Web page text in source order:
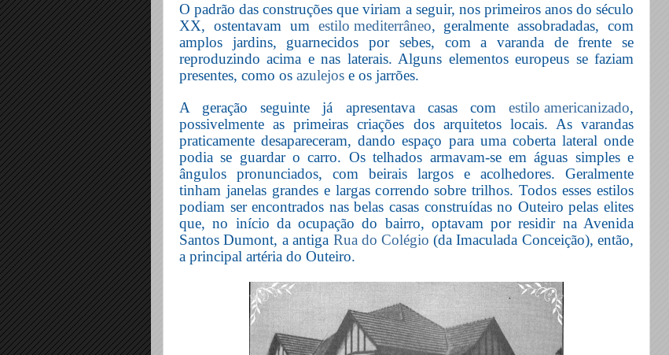
O padrão das construções que viriam a seguir, nos primeiros anos do século
XX, ostentavam um estilo mediterrâneo, geralmente assobradadas, com
amplos jardins, guarnecidos por sebes, com a varanda de frente se
reproduzindo acima e nas laterais. Alguns elementos europeus se faziam
presentes, como os azulejos e os jarrões.
A geração seguinte já apresentava casas com estilo americanizado,
possivelmente as primeiras criações dos arquitetos locais. As varandas
praticamente desapareceram, dando espaço para uma coberta lateral onde
podia se guardar o carro. Os telhados armavam-se em águas simples e
ângulos pronunciados, com beirais largos e acolhedores. Geralmente
tinham janelas grandes e largas correndo sobre trilhos. Todos esses estilos
podiam ser encontrados nas belas casas construídas no Outeiro pelas elites
que, no início da ocupação do bairro, optavam por residir na Avenida
Santos Dumont, a antiga Rua do Colégio (da Imaculada Conceição), então,
a principal artéria do Outeiro.